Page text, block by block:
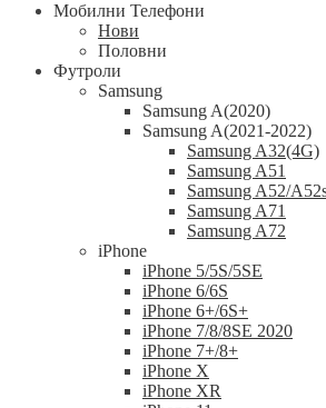
Мобилни Телефони
Нови
Половни
Футроли
Samsung
Samsung A(2020)
Samsung A(2021-2022)
Samsung A32(4G)
Samsung A51
Samsung A52/
Samsung A71
Samsung A72
iPhone
iPhone 5/5S/5SE
iPhone 6/6S
iPhone 6+/6S+
iPhone 7/8/8SE 2020
iPhone 7+/8+
iPhone X
iPhone XR